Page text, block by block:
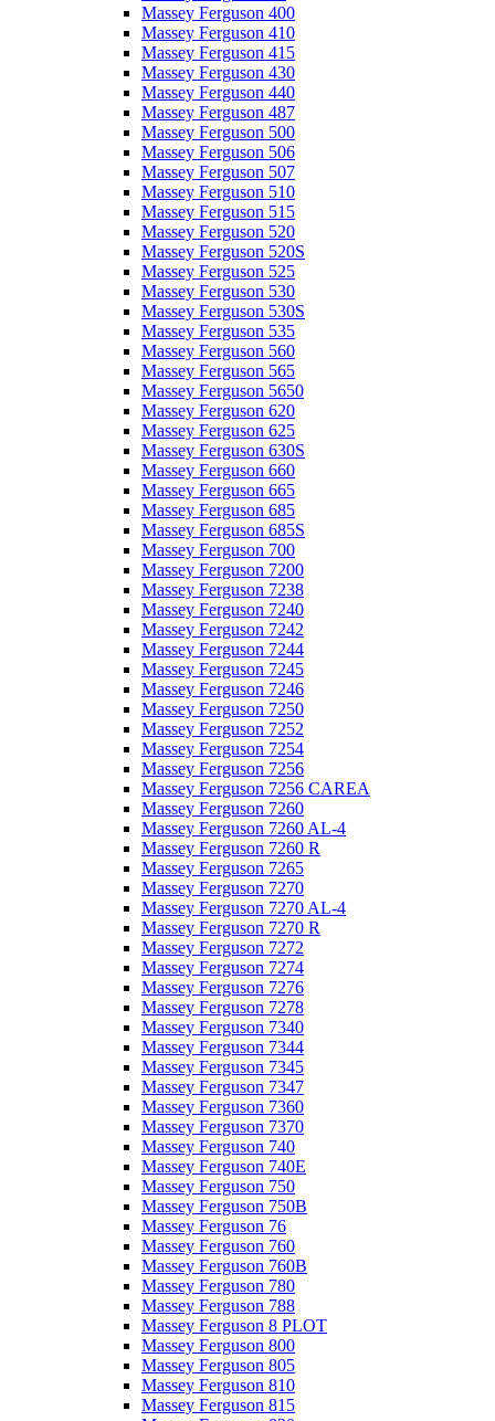
Massey Ferguson 400
Massey Ferguson 410
Massey Ferguson 415
Massey Ferguson 430
Massey Ferguson 440
Massey Ferguson 487
Massey Ferguson 500
Massey Ferguson 506
Massey Ferguson 507
Massey Ferguson 510
Massey Ferguson 515
Massey Ferguson 520
Massey Ferguson 520S
Massey Ferguson 525
Massey Ferguson 530
Massey Ferguson 530S
Massey Ferguson 535
Massey Ferguson 560
Massey Ferguson 565
Massey Ferguson 5650
Massey Ferguson 620
Massey Ferguson 625
Massey Ferguson 630S
Massey Ferguson 660
Massey Ferguson 665
Massey Ferguson 685
Massey Ferguson 685S
Massey Ferguson 700
Massey Ferguson 7200
Massey Ferguson 7238
Massey Ferguson 7240
Massey Ferguson 7242
Massey Ferguson 7244
Massey Ferguson 7245
Massey Ferguson 7246
Massey Ferguson 7250
Massey Ferguson 7252
Massey Ferguson 7254
Massey Ferguson 7256
Massey Ferguson 7256 CAREA
Massey Ferguson 7260
Massey Ferguson 7260 AL-4
Massey Ferguson 7260 R
Massey Ferguson 7265
Massey Ferguson 7270
Massey Ferguson 7270 AL-4
Massey Ferguson 7270 R
Massey Ferguson 7272
Massey Ferguson 7274
Massey Ferguson 7276
Massey Ferguson 7278
Massey Ferguson 7340
Massey Ferguson 7344
Massey Ferguson 7345
Massey Ferguson 7347
Massey Ferguson 7360
Massey Ferguson 7370
Massey Ferguson 740
Massey Ferguson 740E
Massey Ferguson 750
Massey Ferguson 750B
Massey Ferguson 76
Massey Ferguson 760
Massey Ferguson 760B
Massey Ferguson 780
Massey Ferguson 788
Massey Ferguson 8 PLOT
Massey Ferguson 800
Massey Ferguson 805
Massey Ferguson 810
Massey Ferguson 815